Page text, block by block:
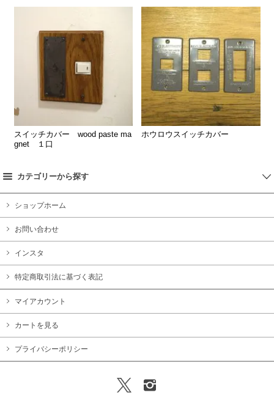
スイッチカバー wood paste ma
gnet １口
ホウロウスイッチカバー
カテゴリーから探す
ショップホーム
お問い合わせ
インスタ
特定商取引法に基づく表記
マイアカウント
カートを見る
プライバシーポリシー